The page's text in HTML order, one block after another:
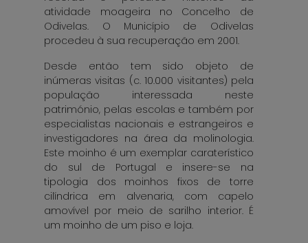
atividade moageira no Concelho de
Odivelas. O Município de Odivelas
procedeu à sua recuperação em 2001.
Desde então tem sido objeto de
inúmeras visitas (c. 10.000 visitantes) pela
população interessada neste
património, pelas escolas e também por
especialistas nacionais e estrangeiros e
investigadores na área da molinologia.
Este moinho é um exemplar caraterístico
do sul de Portugal e insere-se na
tipologia dos moinhos fixos de torre
cilíndrica em alvenaria, com capelo
amovível por meio de sarilho interior. É
um moinho de um piso e loja.